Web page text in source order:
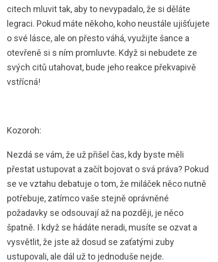
citech mluvit tak, aby to nevypadalo, že si děláte
legraci. Pokud máte někoho, koho neustále ujišťujete
o své lásce, ale on přesto váhá, využijte šance a
otevřeně si s ním promluvte. Když si nebudete ze
svých citů utahovat, bude jeho reakce překvapivě
vstřícná!
Kozoroh:
Nezdá se vám, že už přišel čas, kdy byste měli
přestat ustupovat a začít bojovat o svá práva? Pokud
se ve vztahu debatuje o tom, že miláček něco nutně
potřebuje, zatímco vaše stejně oprávněné
požadavky se odsouvají až na později, je něco
špatně. I když se hádáte neradi, musíte se ozvat a
vysvětlit, že jste až dosud se zaťatými zuby
ustupovali, ale dál už to jednoduše nejde.